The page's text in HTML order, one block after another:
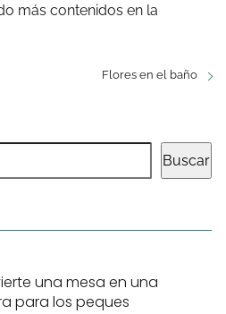
más contenidos en la
Flores en el baño
Buscar
una mesa en una
para los peques